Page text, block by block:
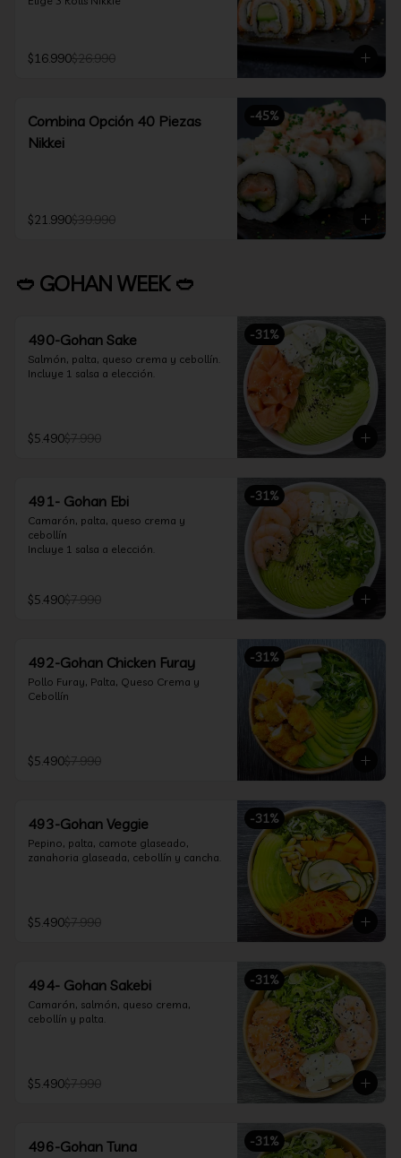
$16.990$26.990
-45%
Combina Opción 40 Piezas
Nikkei
$21.990$39.990
🥙 GOHAN WEEK 🥙
-31%
490-Gohan Sake
Salmón, palta, queso crema y cebollín.
Incluye 1 salsa a elección.
$5.490$7.990
-31%
491- Gohan Ebi
Camarón, palta, queso crema y
cebollín
Incluye 1 salsa a elección.
$5.490$7.990
-31%
492-Gohan Chicken Furay
Pollo Furay, Palta, Queso Crema y
Cebollín
$5.490$7.990
-31%
493-Gohan Veggie
Pepino, palta, camote glaseado,
zanahoria glaseada, cebollín y cancha.
$5.490$7.990
-31%
494- Gohan Sakebi
Camarón, salmón, queso crema,
cebollín y palta.
$5.490$7.990
-31%
496-Gohan Tuna